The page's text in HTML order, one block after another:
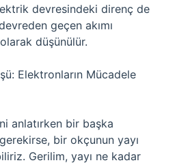
devresindeki direnç de
geçen akımı
düşünülür.
Elektronların Mücadele
anlatırken bir başka
bir okçunun yayı
Gerilim, yayı ne kadar